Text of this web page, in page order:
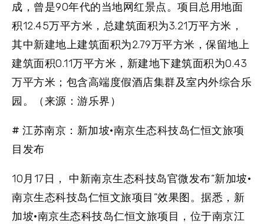
成，曾是90年代的当地网红景点。项目总用地面
积12.45万平方米，总建筑面积为3.21万平方米，
其中新建地上建筑面积为2.79万平方米，保留地上
建筑面积0.11万平方米，新建地下建筑面积为0.43
万平方米；包含高端度假酒店集群及室内外综合乐
园。（来源：游乐界）
# 江苏南京：新加坡·南京生态科技岛仁恒文旅项
目发布
10月17日， 中新南京生态科技岛官微发布“新加坡·
南京生态科技岛仁恒文旅项目”效果图。据悉，新
加坡·南京生态科技岛仁恒文旅项目，位于南京江